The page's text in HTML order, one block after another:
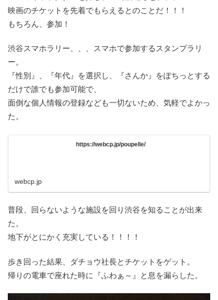
映画のチケットを先着でもらえるとのことだ！！！
もちろん、参加！
渋谷スマホラリー、、、スマホで参加するスタンプラリ
ー。
『性別』、『年代』を選択し、『さんか』をぽちっとする
だけで誰でも参加可能で、
面倒な個人情報の登録なども一切ないため、気軽でよかっ
た。
https://webcp.jp/poupelle/
webcp.jp
普段、回らないような施設を回り渋谷を知ることが出来
た。
地下がとにかく充実している！！！！
歩き回った結果、ダチョウ社長とチケットをゲット。
帰りの電車で座れた時に『ふわぁ～』と息を漏らした。